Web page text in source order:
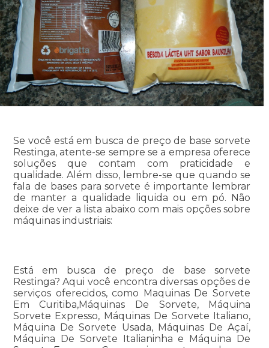
Se você está em busca de preço de base sorvete
Restinga, atente-se sempre se a empresa oferece
soluções que contam com praticidade e
qualidade. Além disso, lembre-se que quando se
fala de bases para sorvete é importante lembrar
de manter a qualidade liquida ou em pó. Não
deixe de ver a lista abaixo com mais opções sobre
máquinas industriais:
Está em busca de preço de base sorvete
Restinga? Aqui você encontra diversas opções de
serviços oferecidos, como Maquinas De Sorvete
Em Curitiba,Máquinas De Sorvete, Máquina
Sorvete Expresso, Máquinas De Sorvete Italiano,
Máquina De Sorvete Usada, Máquinas De Açaí,
Máquina De Sorvete Italianinha e Máquina De